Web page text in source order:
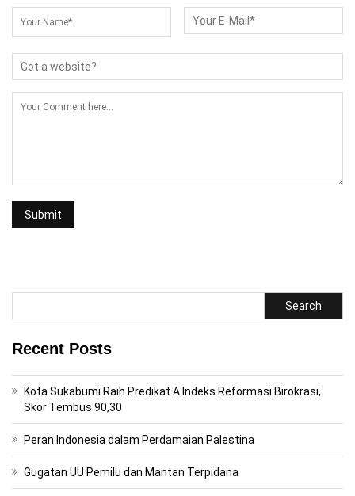
Search
Recent Posts
Kota Sukabumi Raih Predikat A Indeks Reformasi Birokrasi,
Skor Tembus 90,30
Peran Indonesia dalam Perdamaian Palestina
Gugatan UU Pemilu dan Mantan Terpidana